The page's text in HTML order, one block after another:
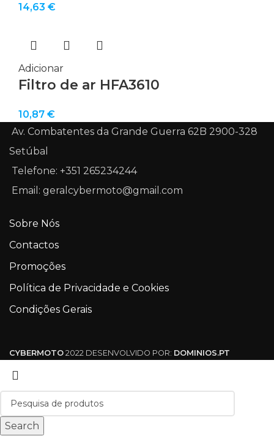
14,63 €
Adicionar
Filtro de ar HFA3610
10,87 €
Av. Combatentes da Grande Guerra 62B 2900-328
Setúbal
Telefone: +351 265234244
Email: geralcybermoto@gmail.com
Sobre Nós
Contactos
Promoções
Política de Privacidade e Cookies
Condições Gerais
CYBERMOTO 2022 DESENVOLVIDO POR: DOMINIOS.PT
Search